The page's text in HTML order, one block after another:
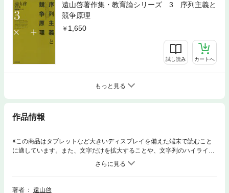
遠山啓著作集・教育論シリーズ 3 序列主義と
競争原理
1,650
試し読み カートへ
もっと見る
作品情報
※この商品はタブレットなど大きいディスプレイを備えた端末で読むこと
に適しています。また、文字だけを拡大することや、文字列のハイライ
ト、検索、辞書の参照、引用などの機能が使用できません。水道方式の各
論…水道方式批判への反批判、水道方式の意義と歴史、課題、水道方式の
細案、ピアジェの研究の紹介など。
著者
遠山啓